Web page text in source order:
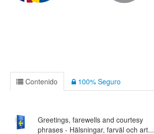
Contenido 100% Seguro
Greetings, farewells and courtesy
phrases - Hälsningar, farväl och art...